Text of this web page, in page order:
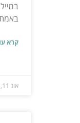
קרא
אוג 11, 2025